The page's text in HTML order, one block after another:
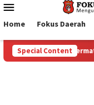
Menu
Home Fokus Daerah
Special Content
Antara Dugaan